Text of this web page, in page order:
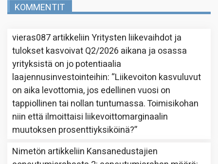
KOMMENTIT
vieras087artikkeliinYritysten liikevaihdot ja
tulokset kasvoivat Q2/2026 aikana ja osassa
yrityksistä on jo potentiaalia
laajennusinvestointeihin: “Liikevoiton kasvuluvut
on aika levottomia, jos edellinen vuosi on
tappiollinen tai nollan tuntumassa. Toimisikohan
niin että ilmoittaisi liikevoittomarginaalin
muutoksen prosenttiyksiköinä?”
Nimetön artikkeliin Kansanedustajien